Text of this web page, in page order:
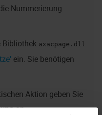
Nummerierung
Bibliothek axacpage.dll
ein. Sie benötigen
Aktion geben Sie
an.